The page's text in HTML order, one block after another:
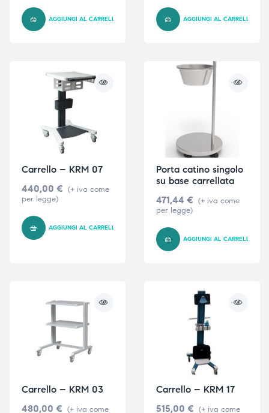
AGGIUNGI AL CARRELLO AGGIUNGI AL CARRELLO
Carrello – KRM 07
440,00 € (+ iva come
per legge)
AGGIUNGI AL CARRELLO
Porta catino singolo
su base carrellata
471,44 € (+ iva come
per legge)
AGGIUNGI AL CARRELLO
Carrello – KRM 03
480,00 € (+ iva come
Carrello – KRM 17
515,00 € (+ iva come